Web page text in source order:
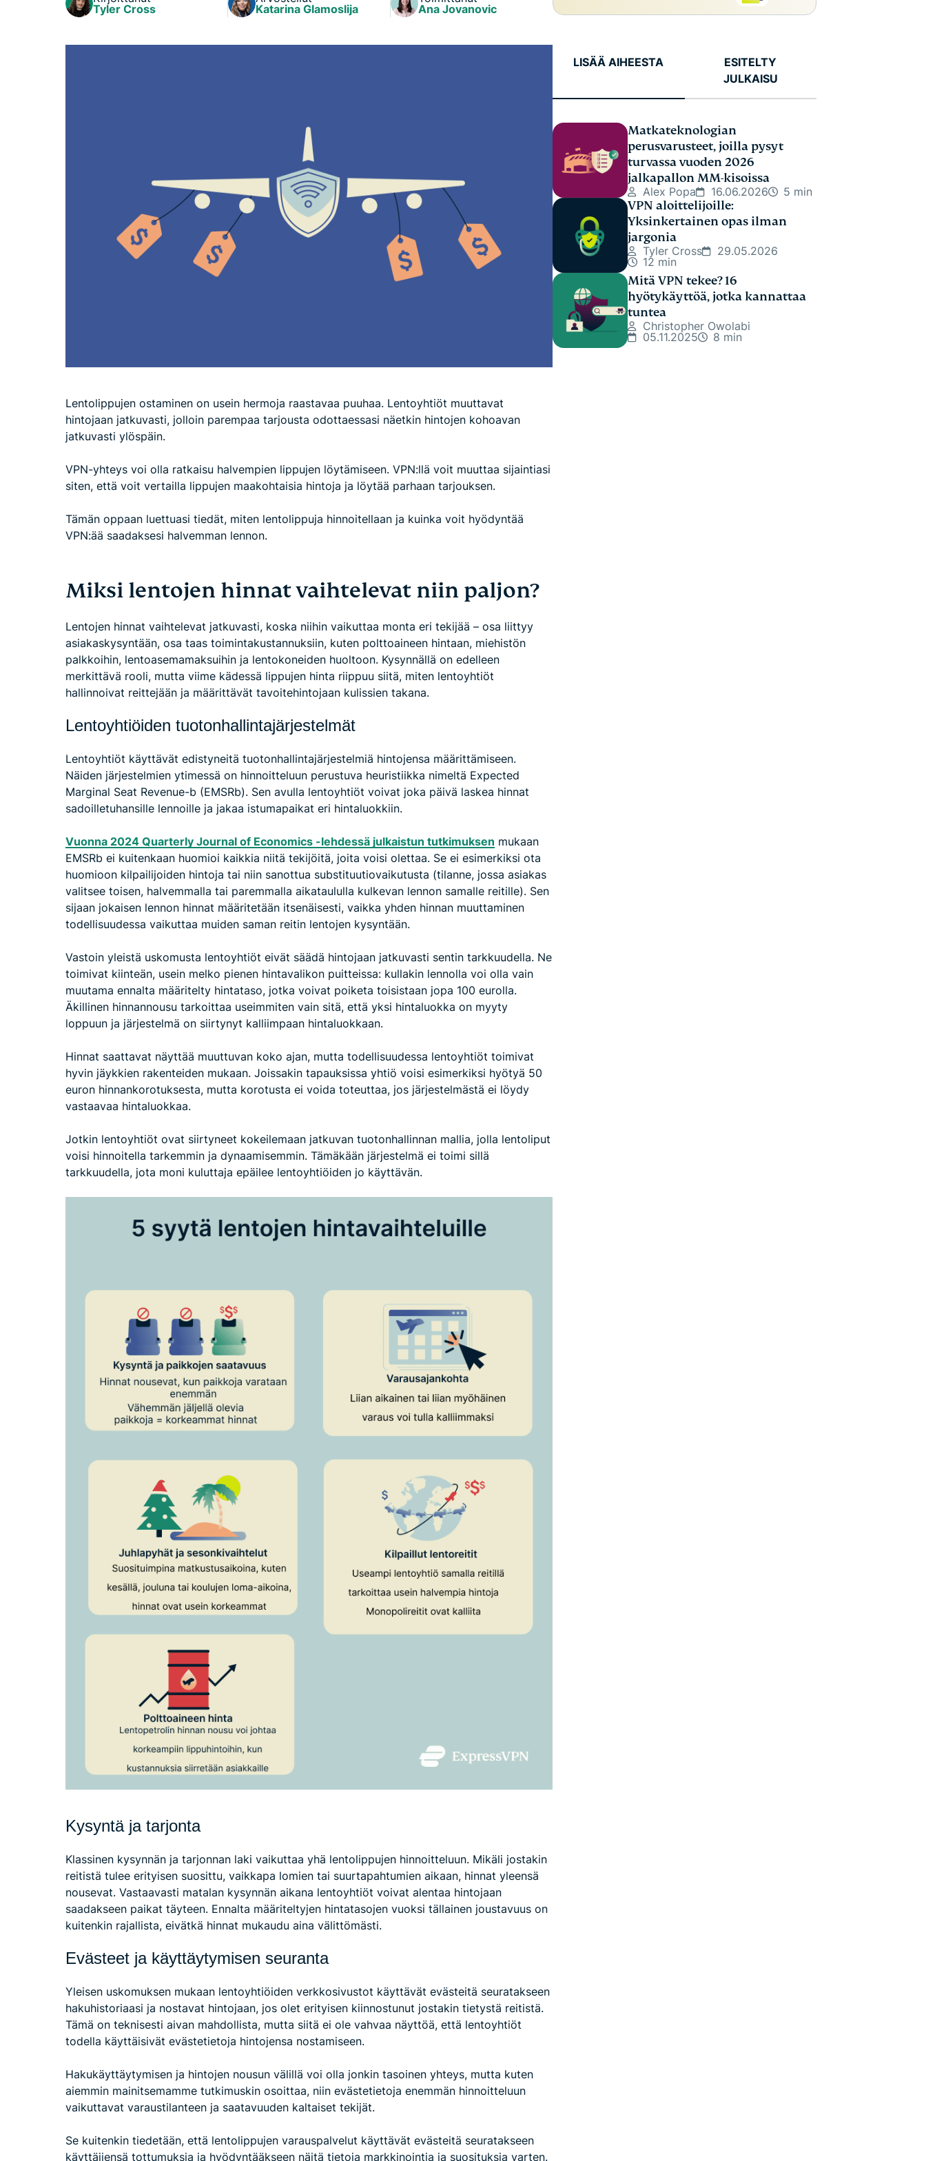
muita
laskentaa
henkilötietojen
poistoon.
Tyler Cross
Katarina Glamoslija
Ana Jovanovic
Lentolippujen ostaminen on usein hermoja raastavaa puuhaa. Lentoyhtiöt muuttavat
hintojaan jatkuvasti, jolloin parempaa tarjousta odottaessasi näetkin hintojen kohoavan
jatkuvasti ylöspäin.
VPN-yhteys voi olla ratkaisu halvempien lippujen löytämiseen. VPN:llä voit muuttaa sijaintiasi
siten, että voit vertailla lippujen maakohtaisia hintoja ja löytää parhaan tarjouksen.
Tämän oppaan luettuasi tiedät, miten lentolippuja hinnoitellaan ja kuinka voit hyödyntää
VPN:ää saadaksesi halvemman lennon.
Miksi lentojen hinnat vaihtelevat niin paljon?
Lentojen hinnat vaihtelevat jatkuvasti, koska niihin vaikuttaa monta eri tekijää – osa liittyy
asiakaskysyntään, osa taas toimintakustannuksiin, kuten polttoaineen hintaan, miehistön
palkkoihin, lentoasemamaksuihin ja lentokoneiden huoltoon. Kysynnällä on edelleen
merkittävä rooli, mutta viime kädessä lippujen hinta riippuu siitä, miten lentoyhtiöt
hallinnoivat reittejään ja määrittävät tavoitehintojaan kulissien takana.
Lentoyhtiöiden tuotonhallintajärjestelmät
Lentoyhtiöt käyttävät edistyneitä tuotonhallintajärjestelmiä hintojensa määrittämiseen.
Näiden järjestelmien ytimessä on hinnoitteluun perustuva heuristiikka nimeltä Expected
Marginal Seat Revenue-b (EMSRb). Sen avulla lentoyhtiöt voivat joka päivä laskea hinnat
sadoilletuhansille lennoille ja jakaa istumapaikat eri hintaluokkiin.
Vuonna 2024 Quarterly Journal of Economics -lehdessä julkaistun tutkimuksen mukaan
EMSRb ei kuitenkaan huomioi kaikkia niitä tekijöitä, joita voisi olettaa. Se ei esimerkiksi ota
huomioon kilpailijoiden hintoja tai niin sanottua substituutiovaikutusta (tilanne, jossa asiakas
valitsee toisen, halvemmalla tai paremmalla aikataululla kulkevan lennon samalle reitille). Sen
sijaan jokaisen lennon hinnat määritetään itsenäisesti, vaikka yhden hinnan muuttaminen
todellisuudessa vaikuttaa muiden saman reitin lentojen kysyntään.
Vastoin yleistä uskomusta lentoyhtiöt eivät säädä hintojaan jatkuvasti sentin tarkkuudella. Ne
toimivat kiinteän, usein melko pienen hintavalikon puitteissa: kullakin lennolla voi olla vain
muutama ennalta määritelty hintataso, jotka voivat poiketa toisistaan jopa 100 eurolla.
Äkillinen hinnannousu tarkoittaa useimmiten vain sitä, että yksi hintaluokka on myyty
loppuun ja järjestelmä on siirtynyt kalliimpaan hintaluokkaan.
Hinnat saattavat näyttää muuttuvan koko ajan, mutta todellisuudessa lentoyhtiöt toimivat
hyvin jäykkien rakenteiden mukaan. Joissakin tapauksissa yhtiö voisi esimerkiksi hyötyä 50
euron hinnankorotuksesta, mutta korotusta ei voida toteuttaa, jos järjestelmästä ei löydy
vastaavaa hintaluokkaa.
Jotkin lentoyhtiöt ovat siirtyneet kokeilemaan jatkuvan tuotonhallinnan mallia, jolla lentoliput
voisi hinnoitella tarkemmin ja dynaamisemmin. Tämäkään järjestelmä ei toimi sillä
tarkkuudella, jota moni kuluttaja epäilee lentoyhtiöiden jo käyttävän.
Kysyntä ja tarjonta
Klassinen kysynnän ja tarjonnan laki vaikuttaa yhä lentolippujen hinnoitteluun. Mikäli jostakin
reitistä tulee erityisen suosittu, vaikkapa lomien tai suurtapahtumien aikaan, hinnat yleensä
nousevat. Vastaavasti matalan kysynnän aikana lentoyhtiöt voivat alentaa hintojaan
saadakseen paikat täyteen. Ennalta määriteltyjen hintatasojen vuoksi tällainen joustavuus on
kuitenkin rajallista, eivätkä hinnat mukaudu aina välittömästi.
Evästeet ja käyttäytymisen seuranta
Yleisen uskomuksen mukaan lentoyhtiöiden verkkosivustot käyttävät evästeitä seuratakseen
hakuhistoriaasi ja nostavat hintojaan, jos olet erityisen kiinnostunut jostakin tietystä reitistä.
Tämä on teknisesti aivan mahdollista, mutta siitä ei ole vahvaa näyttöä, että lentoyhtiöt
todella käyttäisivät evästetietoja hintojensa nostamiseen.
Hakukäyttäytymisen ja hintojen nousun välillä voi olla jonkin tasoinen yhteys, mutta kuten
aiemmin mainitsemamme tutkimuskin osoittaa, niin evästetietoja enemmän hinnoitteluun
vaikuttavat varaustilanteen ja saatavuuden kaltaiset tekijät.
Se kuitenkin tiedetään, että lentolippujen varauspalvelut käyttävät evästeitä seuratakseen
käyttäjiensä tottumuksia ja hyödyntääkseen näitä tietoja markkinointia ja suosituksia varten.
LISÄÄ AIHEESTA
ESITELTY
JULKAISU
Matkateknologian
perusvarusteet, joilla pysyt
turvassa vuoden 2026
jalkapallon MM-kisoissa
Alex Popa 16.06.2026 5 min
VPN aloittelijoille:
Yksinkertainen opas ilman
jargonia
Tyler Cross
29.05.2026
12 min
Mitä VPN tekee? 16
hyötykäyttöä, jotka kannattaa
tuntea
Christopher Owolabi
05.11.2025
8 min